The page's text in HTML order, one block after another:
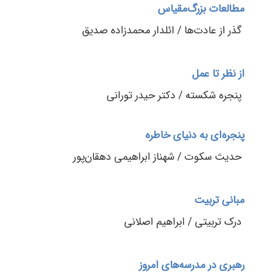
مطالعات بزرگ‌مقیاس
گذر از عادت‌ها / ائلدار محمدزاده صدیق
از نظر تا عمل
پنجره شکسته / دکتر حیدر تورانی
پنجره‌ای به دنیای خاطره
حدیث سکوت / شهناز ابراهیمی دهقان‌پور
مبانی تربیت
درک تربیتی / ابراهیم اصلانی
رهبری در مدرسه‌های امروز